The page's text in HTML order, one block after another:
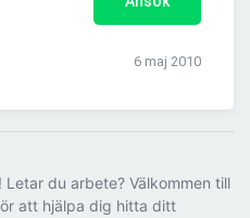
6 maj 2010
du arbete? Välkommen till
att hjälpa dig hitta ditt